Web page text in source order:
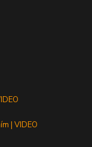
| VIDEO